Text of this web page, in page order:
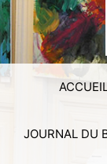
JOURNAL DU